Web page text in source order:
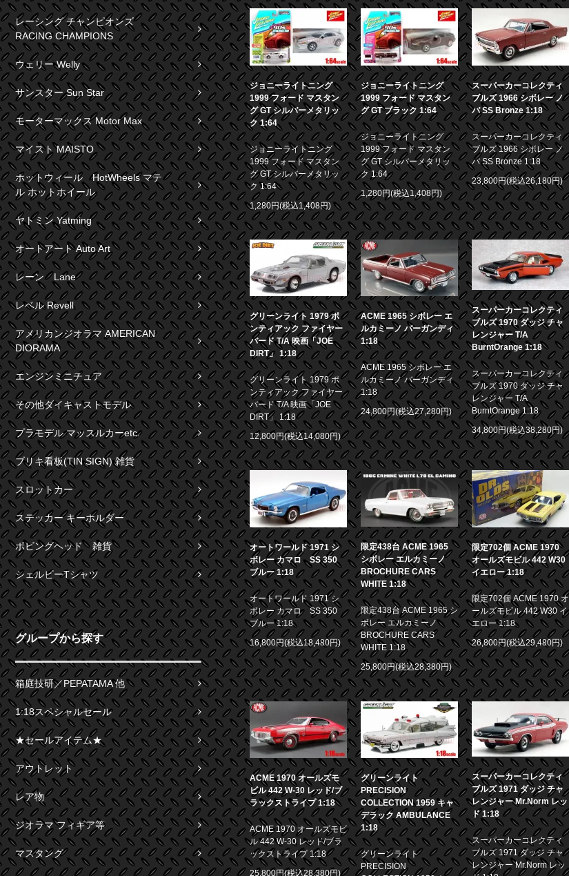
レーシング チャンピオンズ
RACING CHAMPIONS
ウェリー Welly
サンスター Sun Star
モーターマックス Motor Max
マイスト MAISTO
ホットウィール HotWheels マテ
ル ホットホイール
ヤトミン Yatming
オートアート Auto Art
レーン Lane
レベル Revell
アメリカンジオラマ AMERICAN
DIORAMA
エンジンミニチュア
その他ダイキャストモデル
プラモデル マッスルカーetc.
ブリキ看板(TIN SIGN) 雑貨
スロットカー
ステッカー キーホルダー
ボビングヘッド 雑貨
シェルビーTシャツ
グループから探す
箱庭技研／PEPATAMA 他
1:18スペシャルセール
★セールアイテム★
アウトレット
レア物
ジオラマ フィギア等
マスタング
ジョニーライトニング
1999 フォード マスタン
グ GT シルバーメタリッ
ク 1:64
ジョニーライトニング
1999 フォード マスタン
グ GT シルバーメタリッ
ク 1:64
1,280円(税込1,408円)
ジョニーライトニング
1999 フォード マスタン
グ GT ブラック 1:64
ジョニーライトニング
1999 フォード マスタン
グ GT シルバーメタリッ
ク 1:64
1,280円(税込1,408円)
スーパーカーコレクティ
ブルズ 1966 シボレー ノ
バ SS Bronze 1:18
スーパーカーコレクティ
ブルズ 1966 シボレー ノ
バ SS Bronze 1:18
23,800円(税込26,180円)
グリーンライト 1979 ポ
ンティアック ファイヤー
バード T/A 映画「JOE
DIRT」 1:18
グリーンライト 1979 ポ
ンティアック ファイヤー
バード T/A 映画「JOE
DIRT」 1:18
12,800円(税込14,080円)
ACME 1965 シボレー エ
ルカミーノ バーガンディ
1:18
ACME 1965 シボレー エ
ルカミーノ バーガンディ
1:18
24,800円(税込27,280円)
スーパーカーコレクティ
ブルズ 1970 ダッジ チャ
レンジャー T/A
BurntOrange 1:18
スーパーカーコレクティ
ブルズ 1970 ダッジ チャ
レンジャー T/A
BurntOrange 1:18
34,800円(税込38,280円)
オートワールド 1971 シ
ボレー カマロ SS 350
ブルー 1:18
オートワールド 1971 シ
ボレー カマロ SS 350
ブルー 1:18
16,800円(税込18,480円)
限定438台 ACME 1965
シボレー エルカミーノ
BROCHURE CARS
WHITE 1:18
限定438台 ACME 1965 シ
ボレー エルカミーノ
BROCHURE CARS
WHITE 1:18
25,800円(税込28,380円)
限定702個 ACME 1970
オールズモビル 442 W30
イエロー 1:18
限定702個 ACME 1970 オ
ールズモビル 442 W30 イ
エロー 1:18
26,800円(税込29,480円)
ACME 1970 オールズモ
ビル 442 W-30 レッド/ブ
ラックストライプ 1:18
ACME 1970 オールズモビ
ル 442 W-30 レッド/ブラ
ックストライプ 1:18
25,800円(税込28,380円)
グリーンライト
PRECISION
COLLECTION 1959 キャ
デラック AMBULANCE
1:18
グリーンライト
PRECISION
スーパーカーコレクティ
ブルズ 1971 ダッジ チャ
レンジャー Mr.Norm レッ
ド 1:18
スーパーカーコレクティ
ブルズ 1971 ダッジ チャ
レンジャー Mr.Norm レッ